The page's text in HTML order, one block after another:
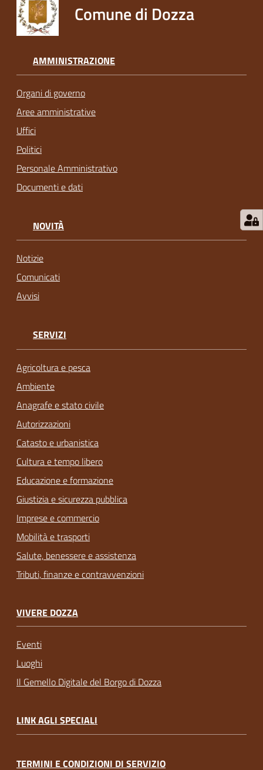
Comune di Dozza
AMMINISTRAZIONE
Organi di governo
Aree amministrative
Uffici
Politici
Personale Amministrativo
Documenti e dati
NOVITÀ
Notizie
Comunicati
Avvisi
SERVIZI
Agricoltura e pesca
Ambiente
Anagrafe e stato civile
Autorizzazioni
Catasto e urbanistica
Cultura e tempo libero
Educazione e formazione
Giustizia e sicurezza pubblica
Imprese e commercio
Mobilità e trasporti
Salute, benessere e assistenza
Tributi, finanze e contravvenzioni
VIVERE DOZZA
Eventi
Luoghi
Il Gemello Digitale del Borgo di Dozza
LINK AGLI SPECIALI
TERMINI E CONDIZIONI DI SERVIZIO